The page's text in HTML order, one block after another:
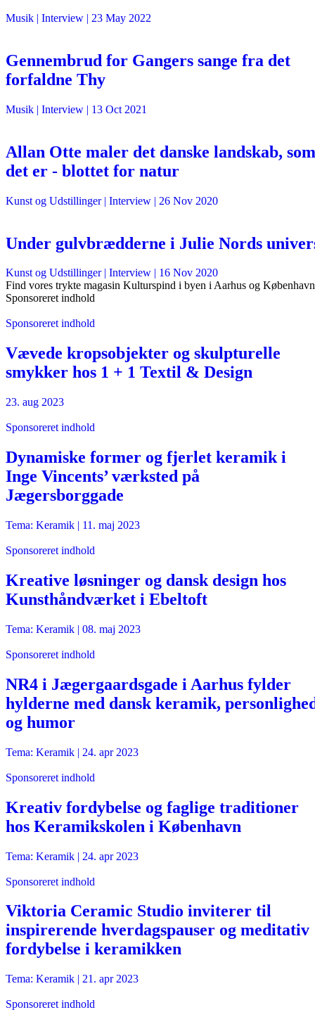
Musik | Interview | 23 May 2022
Gennembrud for Gangers sange fra det
forfaldne Thy
Musik | Interview | 13 Oct 2021
Allan Otte maler det danske landskab, som
det er - blottet for natur
Kunst og Udstillinger| Interview | 26 Nov 2020
Under gulvbrædderne i Julie Nords
Kunst og Udstillinger| Interview | 16 Nov 2020
Find vores trykte magasin Kulturspind i byen i Aarhus og København
Sponsoreret indhold
Sponsoreret indhold
Vævede kropsobjekter og skulpturelle
smykker hos 1 + 1 Textil & Design
23. aug 2023
Sponsoreret indhold
Dynamiske former og fjerlet keramik i
Inge Vincents’ værksted på
Jægersborggade
Tema: Keramik | 11. maj 2023
Sponsoreret indhold
Kreative løsninger og dansk design hos
Kunsthåndværket i Ebeltoft
Tema: Keramik | 08. maj 2023
Sponsoreret indhold
NR4 i Jægergaardsgade i Aarhus fylder
hylderne med dansk keramik,
og humor
Tema: Keramik | 24. apr 2023
Sponsoreret indhold
Kreativ fordybelse og faglige traditioner
hos Keramikskolen i København
Tema: Keramik | 24. apr 2023
Sponsoreret indhold
Viktoria Ceramic Studio inviterer til
inspirerende hverdagspauser og meditativ
fordybelse i keramikken
Tema: Keramik | 21. apr 2023
Sponsoreret indhold